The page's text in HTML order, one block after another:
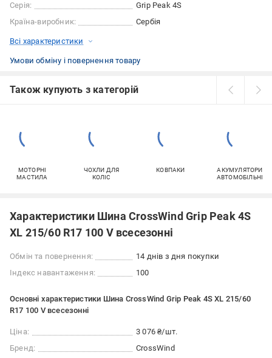
Серія:
Grip Peak 4S
Країна-виробник:
Сербія
Всі характеристики
Умови обміну і повернення товару
Також купують з категорій
МОТОРНІ
МАСТИЛА
ЧОХЛИ ДЛЯ
КОЛІС
КОВПАКИ
АКУМУЛЯТОРИ
АВТОМОБІЛЬНІ
Характеристики Шина CrossWind Grip Peak 4S
XL 215/60 R17 100 V всесезонні
Обмін та повернення:
14 днів з дня покупки
Індекс навантаження:
100
Основні характеристики Шина CrossWind Grip Peak 4S XL 215/60
R17 100 V всесезонні
Ціна:
3 076 ₴/шт.
Бренд:
CrossWind